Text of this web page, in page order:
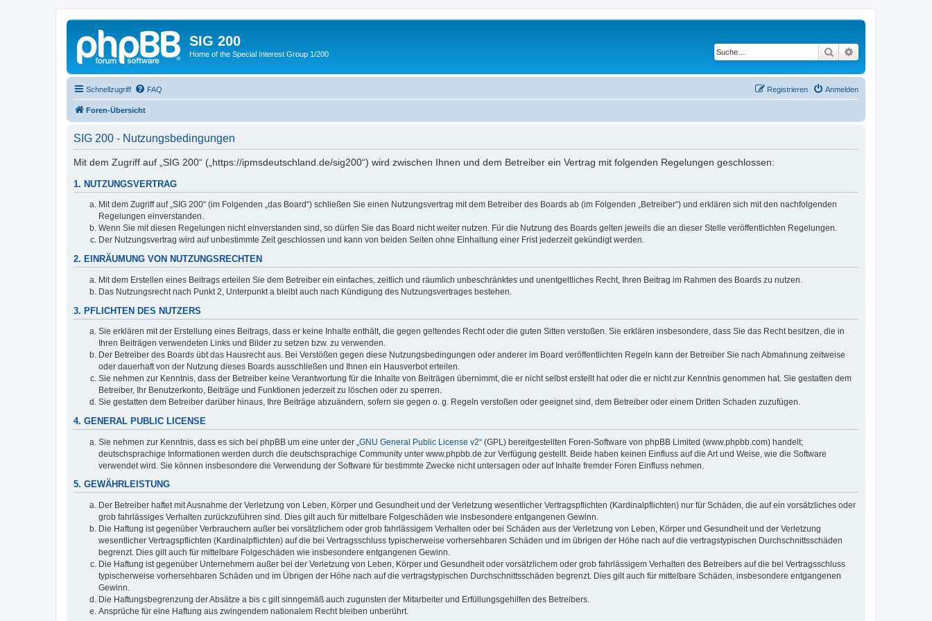
SIG 200
Home of the Special Interest Group 1/200 Suche
Schnellzugriff FAQ Anmelden
Registrieren
Foren-Übersicht
SIG 200 - Nutzungsbedingungen
Mit dem Zugriff auf „SIG 200“ („https://ipmsdeutschland.de/sig200“) wird zwischen Ihnen und dem Betreiber ein Vertrag mit folgenden Regelungen geschlossen:
1. NUTZUNGSVERTRAG
Mit dem Zugriff auf „SIG 200“ (im Folgenden „das Board“) schließen Sie einen Nutzungsvertrag mit dem Betreiber des Boards ab (im Folgenden „Betreiber“) und erklären sich mit den nachfolgenden
Regelungen einverstanden.
Wenn Sie mit diesen Regelungen nicht einverstanden sind, so dürfen Sie das Board nicht weiter nutzen. Für die Nutzung des Boards gelten jeweils die an dieser Stelle veröffentlichten Regelungen.
Der Nutzungsvertrag wird auf unbestimmte Zeit geschlossen und kann von beiden Seiten ohne Einhaltung einer Frist jederzeit gekündigt werden.
2. EINRÄUMUNG VON NUTZUNGSRECHTEN
Mit dem Erstellen eines Beitrags erteilen Sie dem Betreiber ein einfaches, zeitlich und räumlich unbeschränktes und unentgeltliches Recht, Ihren Beitrag im Rahmen des Boards zu nutzen.
Das Nutzungsrecht nach Punkt 2, Unterpunkt a bleibt auch nach Kündigung des Nutzungsvertrages bestehen.
3. PFLICHTEN DES NUTZERS
Sie erklären mit der Erstellung eines Beitrags, dass er keine Inhalte enthält, die gegen geltendes Recht oder die guten Sitten verstoßen. Sie erklären insbesondere, dass Sie das Recht besitzen, die in
Ihren Beiträgen verwendeten Links und Bilder zu setzen bzw. zu verwenden.
Der Betreiber des Boards übt das Hausrecht aus. Bei Verstößen gegen diese Nutzungsbedingungen oder anderer im Board veröffentlichten Regeln kann der Betreiber Sie nach Abmahnung zeitweise
oder dauerhaft von der Nutzung dieses Boards ausschließen und Ihnen ein Hausverbot erteilen.
Sie nehmen zur Kenntnis, dass der Betreiber keine Verantwortung für die Inhalte von Beiträgen übernimmt, die er nicht selbst erstellt hat oder die er nicht zur Kenntnis genommen hat. Sie gestatten dem
Betreiber, Ihr Benutzerkonto, Beiträge und Funktionen jederzeit zu löschen oder zu sperren.
Sie gestatten dem Betreiber darüber hinaus, Ihre Beiträge abzuändern, sofern sie gegen o. g. Regeln verstoßen oder geeignet sind, dem Betreiber oder einem Dritten Schaden zuzufügen.
4. GENERAL PUBLIC LICENSE
Sie nehmen zur Kenntnis, dass es sich bei phpBB um eine unter der „ GNU General Public License v2“ (GPL) bereitgestellten Foren-Software von phpBB Limited (www.phpbb.com) handelt;
deutschsprachige Informationen werden durch die deutschsprachige Community unter www.phpbb.de zur Verfügung gestellt. Beide haben keinen Einfluss auf die Art und Weise, wie die Software
verwendet wird. Sie können insbesondere die Verwendung der Software für bestimmte Zwecke nicht untersagen oder auf Inhalte fremder Foren Einfluss nehmen.
5. GEWÄHRLEISTUNG
Der Betreiber haftet mit Ausnahme der Verletzung von Leben, Körper und Gesundheit und der Verletzung wesentlicher Vertragspflichten (Kardinalpflichten) nur für Schäden, die auf ein vorsätzliches oder
grob fahrlässiges Verhalten zurückzuführen sind. Dies gilt auch für mittelbare Folgeschäden wie insbesondere entgangenen Gewinn.
Die Haftung ist gegenüber Verbrauchern außer bei vorsätzlichem oder grob fahrlässigem Verhalten oder bei Schäden aus der Verletzung von Leben, Körper und Gesundheit und der Verletzung
wesentlicher Vertragspflichten (Kardinalpflichten) auf die bei Vertragsschluss typischerweise vorhersehbaren Schäden und im übrigen der Höhe nach auf die vertragstypischen Durchschnittsschäden
begrenzt. Dies gilt auch für mittelbare Folgeschäden wie insbesondere entgangenen Gewinn.
Die Haftung ist gegenüber Unternehmern außer bei der Verletzung von Leben, Körper und Gesundheit oder vorsätzlichem oder grob fahrlässigem Verhalten des Betreibers auf die bei Vertragsschluss
typischerweise vorhersehbaren Schäden und im Übrigen der Höhe nach auf die vertragstypischen Durchschnittsschäden begrenzt. Dies gilt auch für mittelbare Schäden, insbesondere entgangenen
Gewinn.
Die Haftungsbegrenzung der Absätze a bis c gilt sinngemäß auch zugunsten der Mitarbeiter und Erfüllungsgehilfen des Betreibers.
Ansprüche für eine Haftung aus zwingendem nationalem Recht bleiben unberührt.